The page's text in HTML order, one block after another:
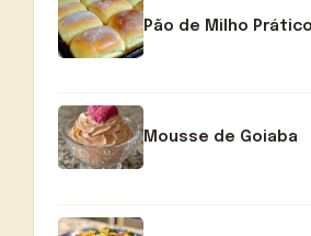
Pão de Milho
Mousse de Goiaba